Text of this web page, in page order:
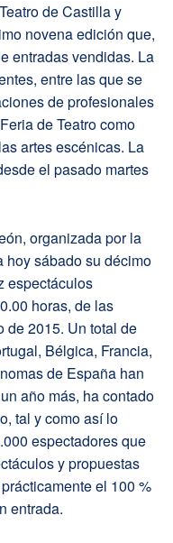
de Castilla y
novena edición que,
entradas vendidas. La
entre las que se
de profesionales
de Teatro como
artes escénicas. La
el pasado martes
organizada por la
hoy sábado su décimo
espectáculos
horas, de las
de 2015. Un total de
Bélgica, Francia,
de España han
año más, ha contado
tal y como así lo
espectadores que
y propuestas
el 100 %
entrada.